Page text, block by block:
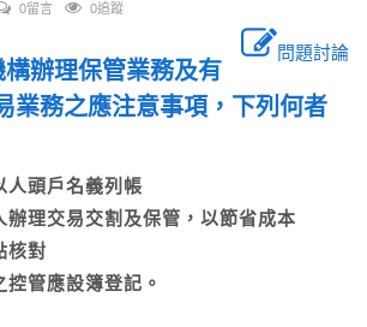
0留言 0追蹤
問題討論
辦理保管業務及有
業務之應注意事項，下列何者
人頭戶名義列帳
理交易交割及保管，以節省成本
核對
管應設簿登記。